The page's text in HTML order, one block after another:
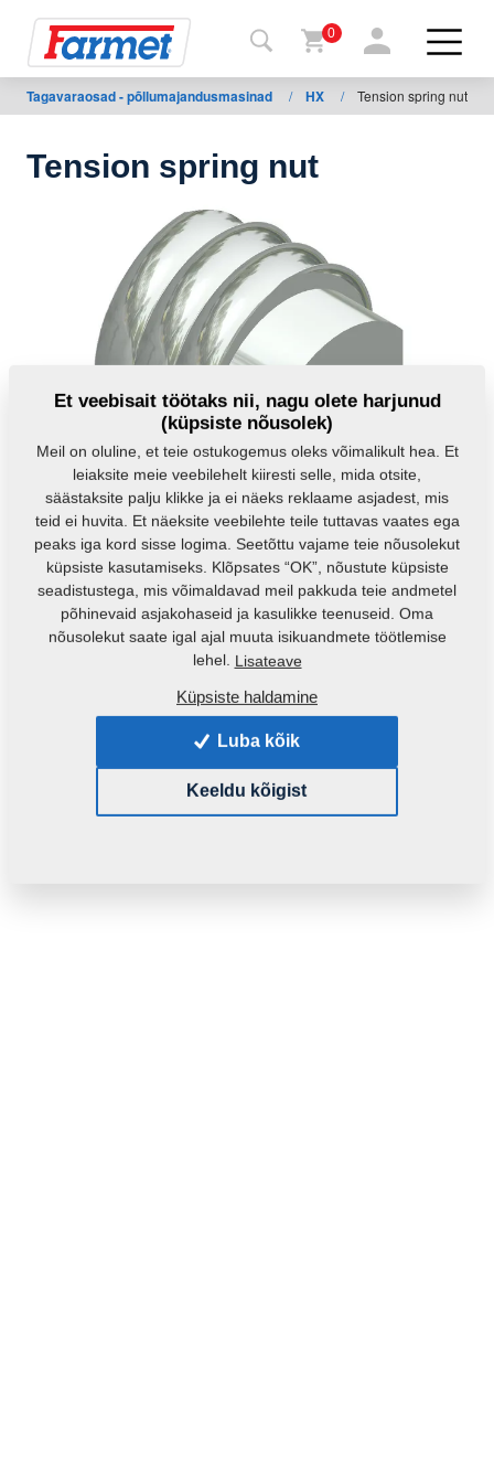
Farmeti
masinad
Allalaadimiseks
0
Tagavaraosad - põllumajandusmasinad / HX / Tension spring nut
Tension spring nut
4002544
Algne katalooginumber:
8000468-40023
See varuosa sobib ka järgmistele masinatele:
Et veebisait töötaks nii, nagu olete harjunud
(küpsiste nõusolek)
Meil on oluline, et teie ostukogemus oleks võimalikult hea. Et
leiaksite meie veebilehelt kiiresti selle, mida otsite,
säästaksite palju klikke ja ei näeks reklaame asjadest, mis
teid ei huvita. Et näeksite veebilehte teile tuttavas vaates ega
peaks iga kord sisse logima. Seetõttu vajame teie nõusolekut
küpsiste kasutamiseks. Klõpsates “OK”, nõustute küpsiste
seadistustega, mis võimaldavad meil pakkuda teie andmetel
põhinevaid asjakohaseid ja kasulikke teenuseid. Oma
nõusolekut saate igal ajal muuta isikuandmete töötlemise
lehel. Lisateave
Küpsiste haldamine
Luba kõik
Keeldu kõigist